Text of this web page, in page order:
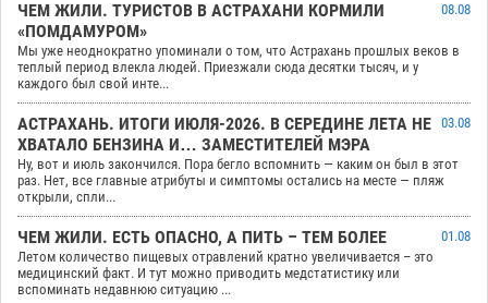
ЧЕМ ЖИЛИ. ТУРИСТОВ В АСТРАХАНИ КОРМИЛИ
«ПОМДАМУРОМ»
08.08
Мы уже неоднократно упоминали о том, что Астрахань прошлых веков в
теплый период влекла людей. Приезжали сюда десятки тысяч, и у
каждого был свой инте...
АСТРАХАНЬ. ИТОГИ ИЮЛЯ-2026. В СЕРЕДИНЕ ЛЕТА НЕ
ХВАТАЛО БЕНЗИНА И… ЗАМЕСТИТЕЛЕЙ МЭРА
03.08
Ну, вот и июль закончился. Пора бегло вспомнить — каким он был в этот
раз. Нет, все главные атрибуты и симптомы остались на месте — пляж
открыли, спли...
ЧЕМ ЖИЛИ. ЕСТЬ ОПАСНО, А ПИТЬ – ТЕМ БОЛЕЕ
01.08
Летом количество пищевых отравлений кратно увеличивается – это
медицинский факт. И тут можно приводить медстатистику или
вспоминать недавнюю ситуацию ...